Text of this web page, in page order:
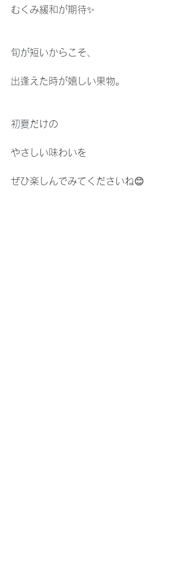
むくみ緩和が期待✨
旬が短いからこそ、
出逢えた時が嬉しい果物。
初夏だけの
やさしい味わいを
ぜひ楽しんでみてくださいね😊